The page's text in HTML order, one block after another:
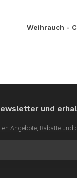
Weihrauch -
und
Angebote, Rabatte und